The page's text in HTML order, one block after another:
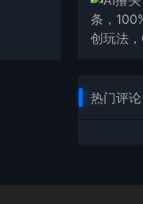
热门评论